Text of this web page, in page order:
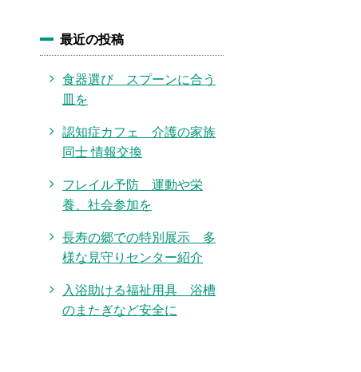
最近の投稿
食器選び スプーンに合う
皿を
認知症カフェ 介護の家族
同士 情報交換
フレイル予防 運動や栄
養、社会参加を
長寿の郷での特別展示 多
様な見守りセンター紹介
入浴助ける福祉用具 浴槽
のまたぎなど安全に